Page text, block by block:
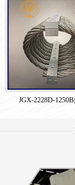
JGX-2228D-1250B